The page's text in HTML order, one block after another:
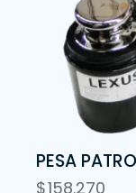
PESA
$158.270